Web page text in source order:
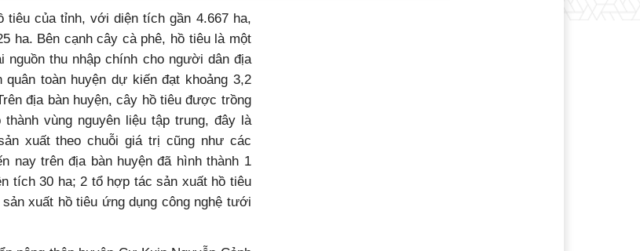
tiêu của tỉnh, với diện tích gần 4.667 ha,
ha. Bên cạnh cây cà phê, hồ tiêu là một
thu nhập chính cho người dân địa
toàn huyện dự kiến đạt khoảng 3,2
địa bàn huyện, cây hồ tiêu được trồng
vùng nguyên liệu tập trung, đây là
xuất theo chuỗi giá trị cũng như các
nay trên địa bàn huyện đã hình thành 1
tích 30 ha; 2 tổ hợp tác sản xuất hồ tiêu
xuất hồ tiêu ứng dụng công nghệ tưới